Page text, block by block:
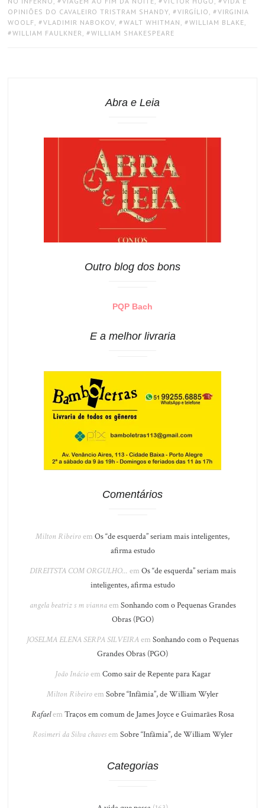
OPINIÕES DO CAVALEIRO TRISTRAM SHANDY, VIRGÍLIO , VIRGINIA
WOOLF, VLADIMIR NABOKOV, WALT WHITMAN , WILLIAM BLAKE,
WILLIAM FAULKNER, WILLIAM SHAKESPEARE
Abra e Leia
Outro blog dos bons
PQP Bach
E a melhor livraria
Comentários
Milton Ribeiroem Os “de esquerda” seriam mais inteligentes,
afirma estudo
DIREITSTA COM ORGULHO... em Os “de esquerda” seriam mais
inteligentes, afirma estudo
angela beatriz s m viannaem Sonhando com o Pequenas Grandes
Obras (PGO)
JOSELMA ELENA SERPA SILVEIRAem Sonhando com o Pequenas
Grandes Obras (PGO)
João Inácioem Como sair de Repente para Kagar
Milton Ribeiroem Sobre “Infâmia”, de William Wyler
Rafaelem Traços em comum de James Joyce e Guimarães Rosa
Rosimeri da Silva chavesem Sobre “Infâmia”, de William Wyler
Categorias